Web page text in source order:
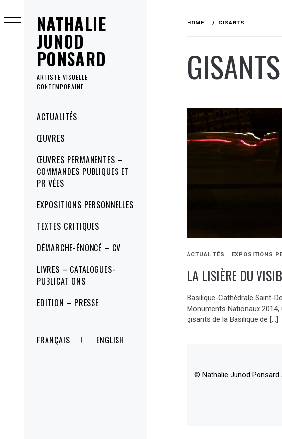
NATHALIE
JUNOD
PONSARD
ARTISTE VISUELLE
CONTEMPORAINE
MenuACTUALITÉS
ŒUVRES
ŒUVRES PERMANENTES –
COMMANDES PUBLIQUES ET
PRIVÉES
EXPOSITIONS PERSONNELLES
TEXTES CRITIQUES
DÉMARCHE-ÉNONCÉ – CV
LIVRES – CATALOGUES-
PUBLICATIONS
EDITION – PRESSE
FRANÇAIS ENGLISH
to
content
HOME GISANTS
GISANTS
ACTUALITÉS EXPOSITIONS
LA LISIÈRE DU
Basilique-Cathédrale Saint-
Monuments Nationaux
gisants de la Basilique de […]
© Nathalie Junod Ponsard